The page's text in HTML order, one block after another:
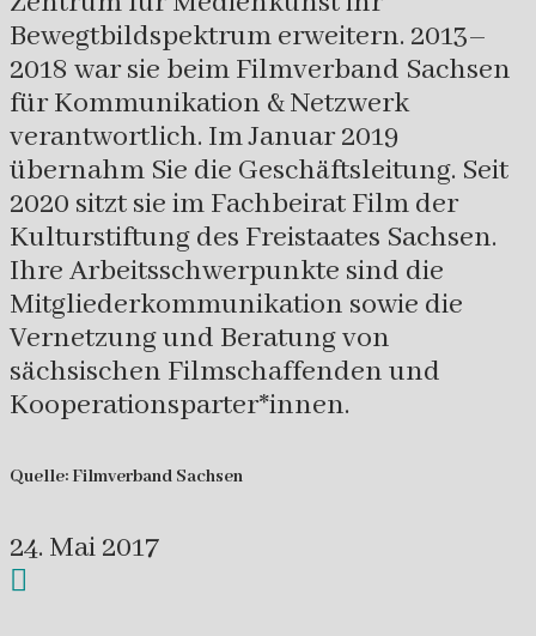
Bewegtbildspektrum erweitern. 2013–
2018 war sie beim Filmverband Sachsen
für Kommunikation & Netzwerk
verantwortlich. Im Januar 2019
übernahm Sie die Geschäftsleitung. Seit
2020 sitzt sie im Fachbeirat Film der
Kulturstiftung des Freistaates Sachsen.
Ihre Arbeitsschwerpunkte sind die
Mitgliederkommunikation sowie die
Vernetzung und Beratung von
sächsischen Filmschaffenden und
Kooperationsparter*innen.
Quelle: Filmverband Sachsen
24. Mai 2017